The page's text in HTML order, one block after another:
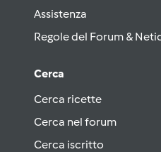
Assistenza
Regole del Forum &
Cerca
Cerca ricette
Cerca nel forum
Cerca iscritto